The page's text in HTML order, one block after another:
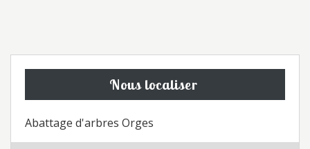
Nous localiser
Abattage d'arbres Orges